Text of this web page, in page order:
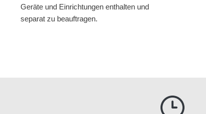
Geräte und Einrichtungen enthalten und
separat zu beauftragen.